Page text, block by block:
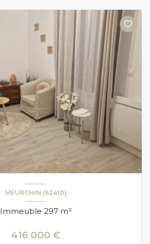
MEURCHIN (62410)
Immeuble 297 m²
416 000 €